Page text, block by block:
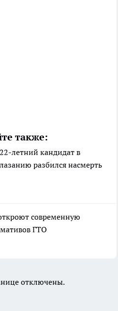
также:
летний кандидат в
разбился насмерть
современную
ГТО
отключены.